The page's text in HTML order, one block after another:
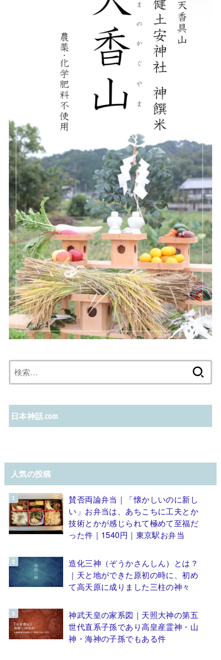
索:
日本神話.com
人気の投稿
賛否両論弁当｜「懐かしいのに新し
い」お弁当は、あちこちに工夫とか
技術とかが感じられて極めて至福だ
った件｜1540円｜東京駅お弁当
造化三神（ぞうかさんしん）とは？
｜天と地ができた原初の時に、初め
て高天原に成りました三柱の神々
神武天皇の家系図｜天照大神の第五
世代直系子孫であり高皇産霊神・山
神・海神の子孫でもある件